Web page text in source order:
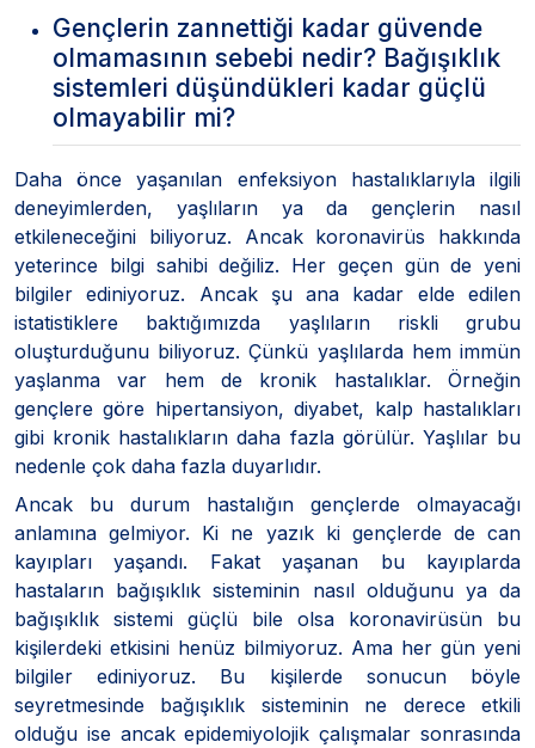
Gençlerin zannettiği kadar güvende
olmamasının sebebi nedir? Bağışıklık
sistemleri düşündükleri kadar güçlü
olmayabilir mi?
Daha önce yaşanılan enfeksiyon hastalıklarıyla ilgili
deneyimlerden, yaşlıların ya da gençlerin nasıl
etkileneceğini biliyoruz. Ancak koronavirüs hakkında
yeterince bilgi sahibi değiliz. Her geçen gün de yeni
bilgiler ediniyoruz. Ancak şu ana kadar elde edilen
istatistiklere baktığımızda yaşlıların riskli grubu
oluşturduğunu biliyoruz. Çünkü yaşlılarda hem immün
yaşlanma var hem de kronik hastalıklar. Örneğin
gençlere göre hipertansiyon, diyabet, kalp hastalıkları
gibi kronik hastalıkların daha fazla görülür. Yaşlılar bu
nedenle çok daha fazla duyarlıdır.
Ancak bu durum hastalığın gençlerde olmayacağı
anlamına gelmiyor. Ki ne yazık ki gençlerde de can
kayıpları yaşandı. Fakat yaşanan bu kayıplarda
hastaların bağışıklık sisteminin nasıl olduğunu ya da
bağışıklık sistemi güçlü bile olsa koronavirüsün bu
kişilerdeki etkisini henüz bilmiyoruz. Ama her gün yeni
bilgiler ediniyoruz. Bu kişilerde sonucun böyle
seyretmesinde bağışıklık sisteminin ne derece etkili
olduğu ise ancak epidemiyolojik çalışmalar sonrasında